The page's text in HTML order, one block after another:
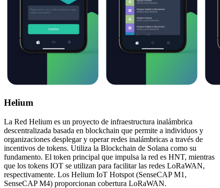
Helium
La Red Helium es un proyecto de infraestructura inalámbrica
descentralizada basada en blockchain que permite a individuos y
organizaciones desplegar y operar redes inalámbricas a través de
incentivos de tokens. Utiliza la Blockchain de Solana como su
fundamento. El token principal que impulsa la red es HNT, mientras
que los tokens IOT se utilizan para facilitar las redes LoRaWAN,
respectivamente. Los Helium IoT Hotspot (SenseCAP M1,
SenseCAP M4) proporcionan cobertura LoRaWAN.